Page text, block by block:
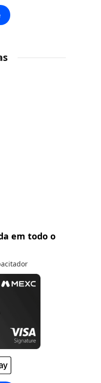
em todo o